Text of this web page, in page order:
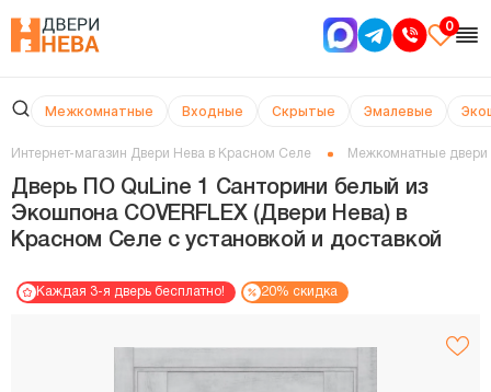
0
Межкомнатные Входные Скрытые Эмалевые
Интернет-магазин Двери Нева в Красном Селе Межкомнатные двери
Дверь ПО QuLine 1 Санторини белый из
Экошпона COVERFLEX (Двери Нева) в
Красном Селе с установкой и доставкой
Каждая 3-я дверь бесплатно! 20% скидка